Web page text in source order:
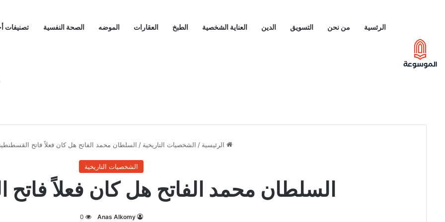
الرئسية من نحن التسويق الدين العناية الشخصية الطبخ العقارات الموضه الصحة النفسية تصنيفات
الرئيسية / الشخصيات التاريخية / السلطان محمد الفاتح هل كان فعلاً فاتح
الشخصيات التاريخية
السلطان محمد الفاتح هل كان فعلاً فاتح
Anas Alkomy
0